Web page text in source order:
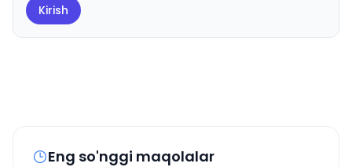
Kirish
Eng so'nggi maqolalar